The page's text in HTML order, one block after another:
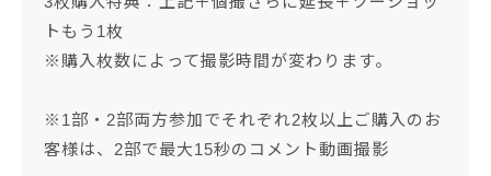
トもう1枚
※購入枚数によって撮影時間が変わります。
※1部・2部両方参加でそれぞれ2枚以上ご購入のお
客様は、2部で最大15秒のコメント動画撮影